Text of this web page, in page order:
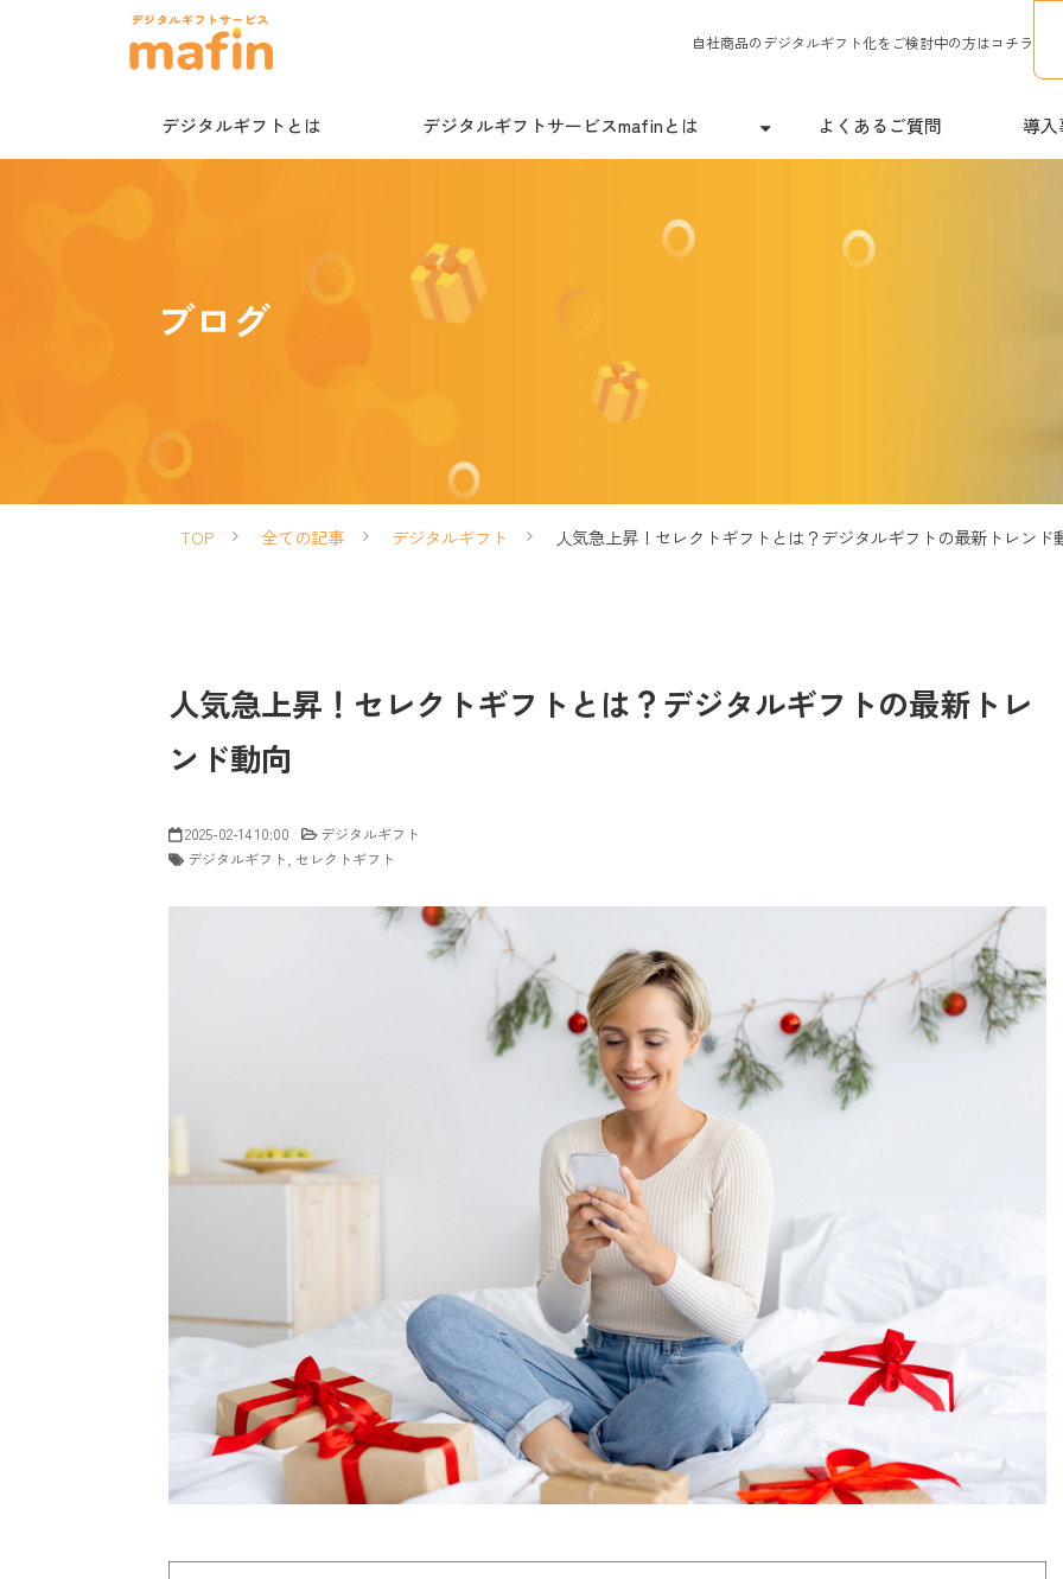
自社商品のデジタルギフト化をご検討中の方はコチラ
デジタルギフトとは デジタルギフトサービスmafinとは よくあるご質問 導入
ブログ
TOP 全ての記事 デジタルギフト 人気急上昇！セレクトギフトとは？デジタルギフトの最新トレンド
人気急上昇！セレクトギフトとは？デジタルギフトの最新トレ
ンド動向
2025-02-14 10:00
デジタルギフト
デジタルギフト セレクトギフト